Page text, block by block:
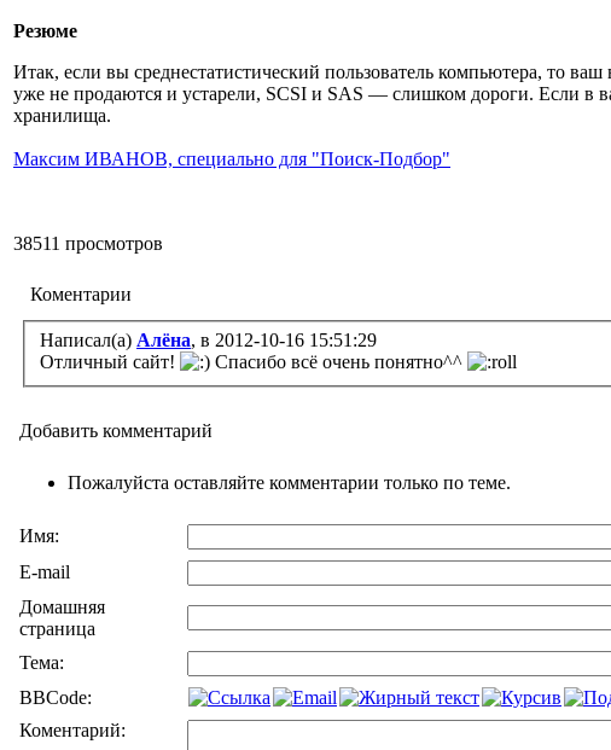
Резюме
Итак, если вы среднестатистический пользователь компьютера, то
уже не продаются и устарели, SCSI и SAS — слишком дороги. Если в
хранилища.
Максим ИВАНОВ, специально для "Поиск-Подбор"
38511 просмотров
Коментарии
Написал(а) Алёна, в 2012-10-16 15:51:29
Отличный сайт!
Спасибо всё очень понятно^^
Добавить комментарий
Пожалуйста оставляйте комментарии только по теме.
Имя:
E-mail
Домашняя
страница
Тема:
BBCode:
Коментарий: